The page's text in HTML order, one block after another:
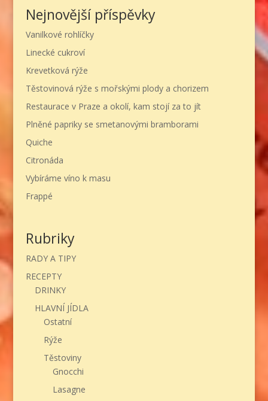
Nejnovější příspěvky
Vanilkové rohlíčky
Linecké cukroví
Krevetková rýže
Těstovinová rýže s mořskými plody a chorizem
Restaurace v Praze a okolí, kam stojí za to jít
Plněné papriky se smetanovými bramborami
Quiche
Citronáda
Vybíráme víno k masu
Frappé
Rubriky
RADY A TIPY
RECEPTY
DRINKY
HLAVNÍ JÍDLA
Ostatní
Rýže
Těstoviny
Gnocchi
Lasagne